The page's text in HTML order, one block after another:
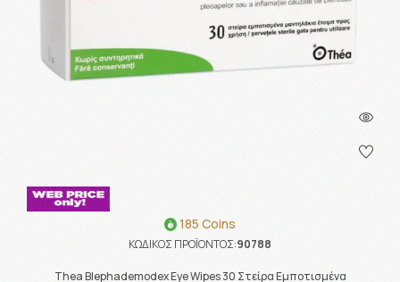
185 Coins
ΚΩΔΙΚΟΣ ΠΡΟΪΟΝΤΟΣ:90788
Thea Blephademodex Eye Wipes 30 Στείρα Εμποτισμένα